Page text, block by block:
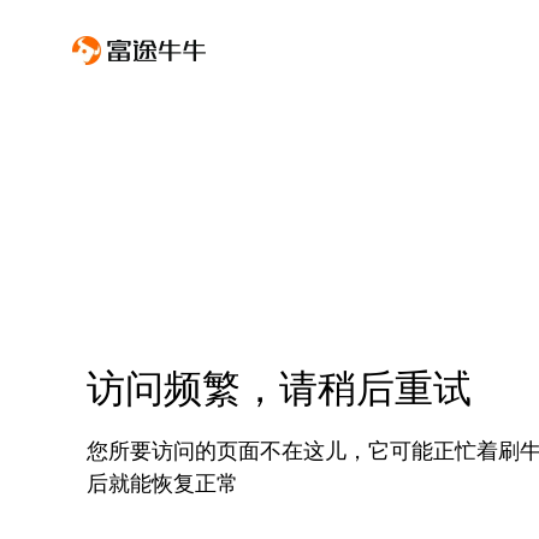
访问频繁，请稍后重试
您所要访问的页面不在这儿，它可能正忙着刷
后就能恢复正常